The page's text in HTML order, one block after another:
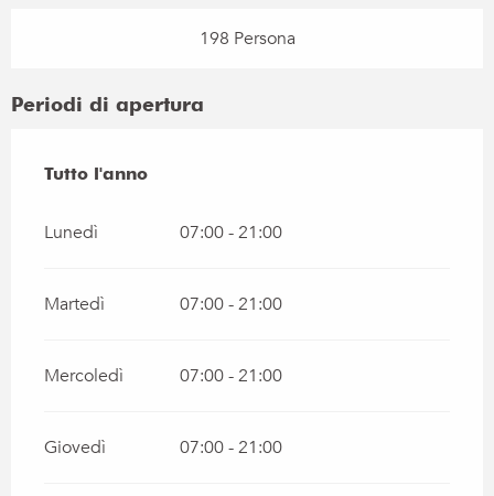
198 Persona
Periodi di apertura
Tutto l'anno
Tutto l'anno
Lunedì 07:00 - 21:00
Martedì 07:00 - 21:00
Mercoledì 07:00 - 21:00
Giovedì 07:00 - 21:00